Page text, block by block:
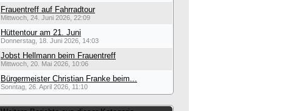
Frauentreff auf Fahrradtour
Mittwoch, 24. Juni 2026, 22:09
Hüttentour am 21. Juni
Donnerstag, 18. Juni 2026, 14:03
Jobst Hellmann beim Frauentreff
Mittwoch, 20. Mai 2026, 10:06
Bürgermeister Christian Franke beim...
Sonntag, 26. April 2026, 11:10